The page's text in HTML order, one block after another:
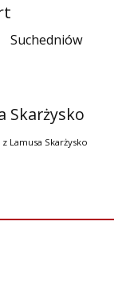
Suchedniów
Skarżysko
z Lamusa Skarżysko